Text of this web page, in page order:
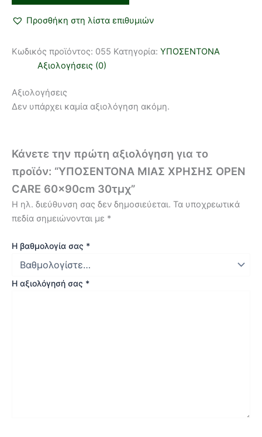
Προσθήκη στη λίστα επιθυμιών
Κωδικός προϊόντος: 055 Κατηγορία: ΥΠΟΣΕΝΤΟΝΑ
Αξιολογήσεις (0)
Αξιολογήσεις
Δεν υπάρχει καμία αξιολόγηση ακόμη.
Κάνετε την πρώτη αξιολόγηση για το
προϊόν: “ΥΠΟΣΕΝΤΟΝΑ ΜΙΑΣ ΧΡΗΣΗΣ OPEN
CARE 60x90cm 30τμχ”
Η ηλ. διεύθυνση σας δεν δημοσιεύεται. Τα υποχρεωτικά
πεδία σημειώνονται με *
Η βαθμολογία σας *
Η αξιολόγησή σας *